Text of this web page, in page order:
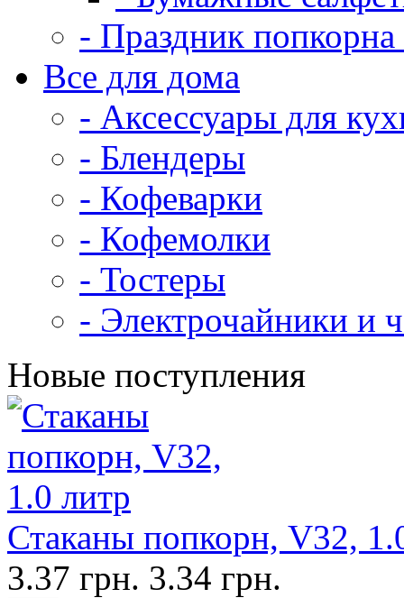
- Праздник
Все для дома
- Аксессуары для
- Блендеры
- Кофеварки
- Кофемолки
- Тостеры
- Электрочайники и
Новые поступления
Стаканы попкорн, V32,
3.37 грн. 3.34 грн.